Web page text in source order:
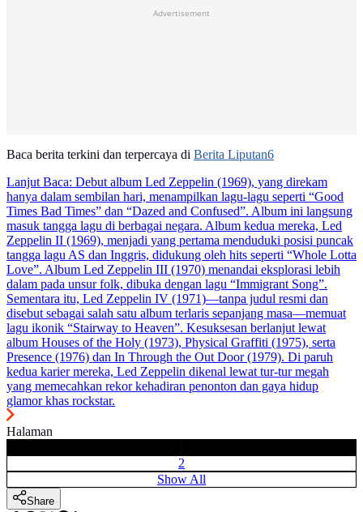
Advertisement
Baca berita terkini dan terpercaya di Berita Liputan6
Lanjut Baca: Debut album Led Zeppelin (1969), yang direkam
hanya dalam sembilan hari, menampilkan lagu-lagu seperti “Good
Times Bad Times” dan “Dazed and Confused”. Album ini langsung
masuk tangga lagu di berbagai negara. Album kedua mereka, Led
Zeppelin II (1969), menjadi yang pertama menduduki posisi puncak
tangga lagu AS dan Inggris, didukung oleh hits seperti “Whole Lotta
Love”. Album Led Zeppelin III (1970) menandai eksplorasi lebih
dalam pada unsur folk, dibuka dengan lagu “Immigrant Song”.
Sementara itu, Led Zeppelin IV (1971)—tanpa judul resmi dan
disebut sebagai salah satu album terlaris sepanjang masa—memuat
lagu ikonik “Stairway to Heaven”. Kesuksesan berlanjut lewat
album Houses of the Holy (1973), Physical Graffiti (1975), serta
Presence (1976) dan In Through the Out Door (1979). Di paruh
kedua karier mereka, Led Zeppelin dikenal lewat tur-tur megah
yang memecahkan rekor kehadiran penonton dan gaya hidup
glamor khas rockstar.
Halaman
2
Show All
Share